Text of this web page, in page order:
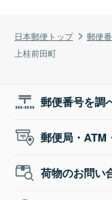
日本郵便トップ 郵便
上桂前田町
郵便番号を調
郵便局・ATM
荷物のお問い